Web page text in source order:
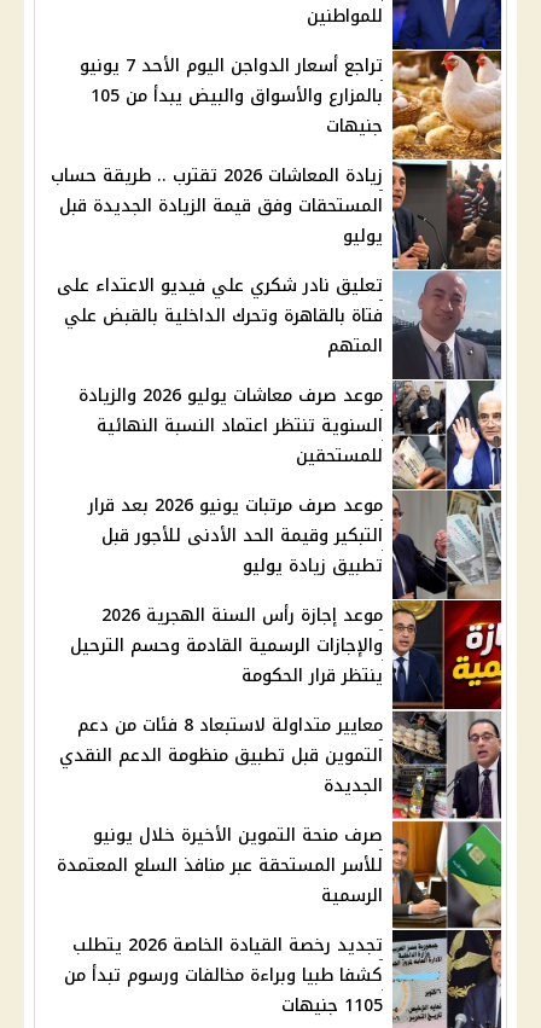
للمواطنين
تراجع أسعار الدواجن اليوم الأحد 7 يونيو
بالمزارع والأسواق والبيض يبدأ من 105
جنيهات
زيادة المعاشات 2026 تقترب .. طريقة حساب
المستحقات وفق قيمة الزيادة الجديدة قبل
يوليو
تعليق نادر شكري علي فيديو الاعتداء على
فتاة بالقاهرة وتحرك الداخلية بالقبض علي
المتهم
موعد صرف معاشات يوليو 2026 والزيادة
السنوية تنتظر اعتماد النسبة النهائية
للمستحقين
موعد صرف مرتبات يونيو 2026 بعد قرار
التبكير وقيمة الحد الأدنى للأجور قبل
تطبيق زيادة يوليو
موعد إجازة رأس السنة الهجرية 2026
والإجازات الرسمية القادمة وحسم الترحيل
ينتظر قرار الحكومة
معايير متداولة لاستبعاد 8 فئات من دعم
التموين قبل تطبيق منظومة الدعم النقدي
الجديدة
صرف منحة التموين الأخيرة خلال يونيو
للأسر المستحقة عبر منافذ السلع المعتمدة
الرسمية
تجديد رخصة القيادة الخاصة 2026 يتطلب
كشفا طبيا وبراءة مخالفات ورسوم تبدأ من
1105 جنيهات